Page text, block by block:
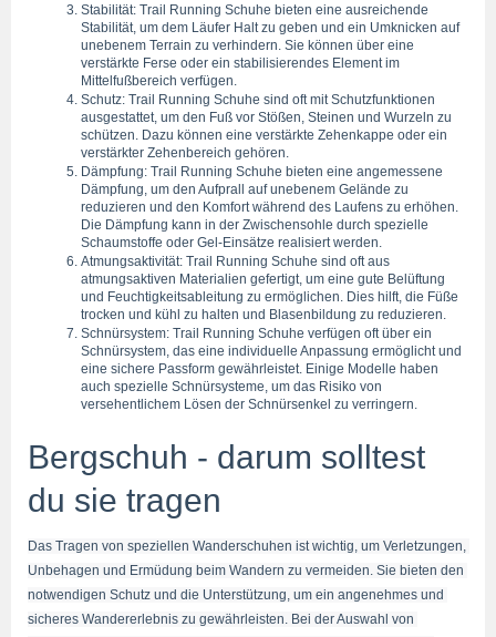
Stabilität: Trail Running Schuhe bieten eine ausreichende
Stabilität, um dem Läufer Halt zu geben und ein Umknicken auf
unebenem Terrain zu verhindern. Sie können über eine
verstärkte Ferse oder ein stabilisierendes Element im
Mittelfußbereich verfügen.
Schutz: Trail Running Schuhe sind oft mit Schutzfunktionen
ausgestattet, um den Fuß vor Stößen, Steinen und Wurzeln zu
schützen. Dazu können eine verstärkte Zehenkappe oder ein
verstärkter Zehenbereich gehören.
Dämpfung: Trail Running Schuhe bieten eine angemessene
Dämpfung, um den Aufprall auf unebenem Gelände zu
reduzieren und den Komfort während des Laufens zu erhöhen.
Die Dämpfung kann in der Zwischensohle durch spezielle
Schaumstoffe oder Gel-Einsätze realisiert werden.
Atmungsaktivität: Trail Running Schuhe sind oft aus
atmungsaktiven Materialien gefertigt, um eine gute Belüftung
und Feuchtigkeitsableitung zu ermöglichen. Dies hilft, die Füße
trocken und kühl zu halten und Blasenbildung zu reduzieren.
Schnürsystem: Trail Running Schuhe verfügen oft über ein
Schnürsystem, das eine individuelle Anpassung ermöglicht und
eine sichere Passform gewährleistet. Einige Modelle haben
auch spezielle Schnürsysteme, um das Risiko von
versehentlichem Lösen der Schnürsenkel zu verringern.
Bergschuh - darum solltest
du sie tragen
Das Tragen von speziellen Wanderschuhen ist wichtig, um Verletzungen,
Unbehagen und Ermüdung beim Wandern zu vermeiden. Sie bieten den
notwendigen Schutz und die Unterstützung, um ein angenehmes und
sicheres Wandererlebnis zu gewährleisten. Bei der Auswahl von